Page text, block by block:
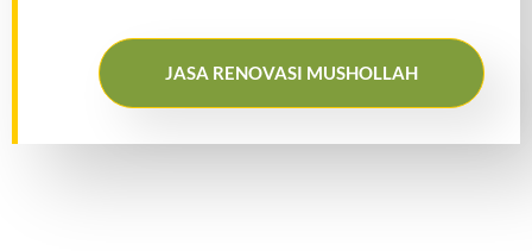
JASA RENOVASI MUSHOLLAH